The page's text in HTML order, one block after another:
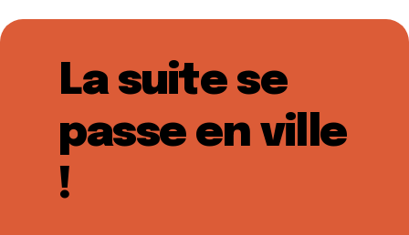
La suite se
passe en ville
!